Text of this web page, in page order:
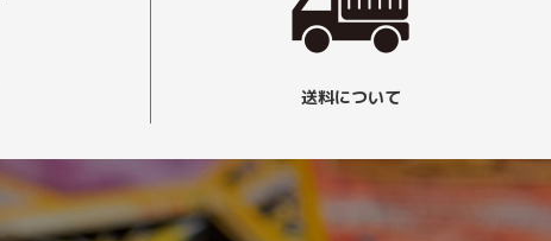
送料について